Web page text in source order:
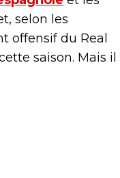
selon les
offensif du Real
saison. Mais il